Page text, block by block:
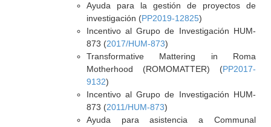
Ayuda para la gestión de proyectos de
investigación (PP2019-12825)
Incentivo al Grupo de Investigación HUM-
873 (2017/HUM-873)
Transformative Mattering in Roma
Motherhood (ROMOMATTER) (PP2017-
9132)
Incentivo al Grupo de Investigación HUM-
873 (2011/HUM-873)
Ayuda para asistencia a Communal